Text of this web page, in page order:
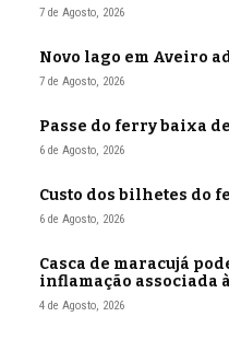
7 de Agosto, 2026
Novo lago em Aveiro
7 de Agosto, 2026
Passe do ferry baixa
6 de Agosto, 2026
Custo dos bilhetes do
6 de Agosto, 2026
Casca de maracujá
inflamação associada
4 de Agosto, 2026